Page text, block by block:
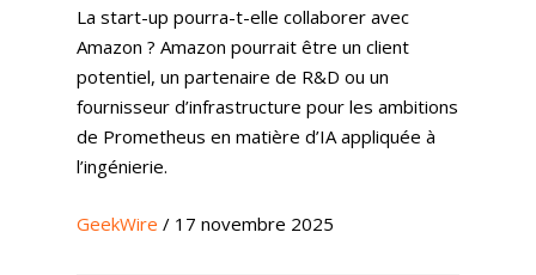
La start-up pourra-t-elle collaborer avec
Amazon ? Amazon pourrait être un client
potentiel, un partenaire de R&D ou un
fournisseur d’infrastructure pour les ambitions
de Prometheus en matière d’IA appliquée à
l’ingénierie.
GeekWire / 17 novembre 2025